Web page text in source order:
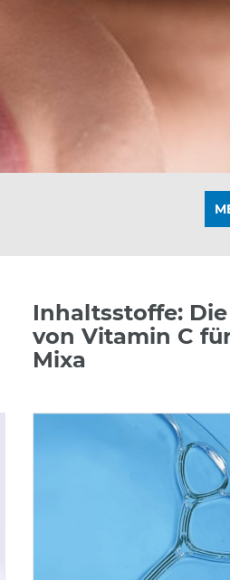
Inhaltsstoffe:
von Vitamin C
Mixa